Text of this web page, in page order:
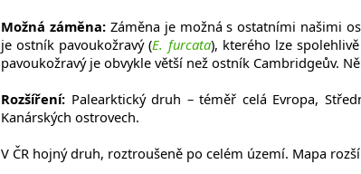
Možná záměna:Záměna je možná s ostatními našimi
je ostník pavoukožravý (E. furcata), kterého lze
pavoukožravý je obvykle větší než ostník Cambridgeův.
Rozšíření: Palearktický druh – téměř celá Evropa,
Kanárských ostrovech.
V ČR hojný druh, roztroušeně po celém území. Mapa